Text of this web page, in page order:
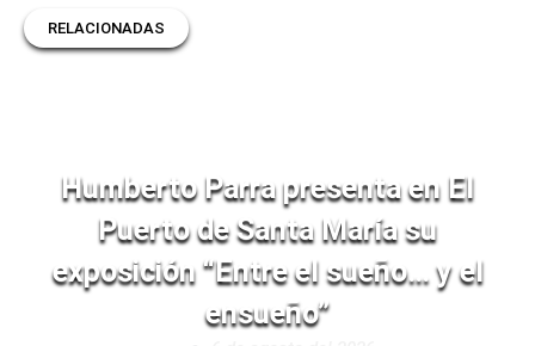
RELACIONADAS
Humberto Parra presenta en El
Puerto de Santa María su
exposición “Entre el sueño… y el
ensueño”